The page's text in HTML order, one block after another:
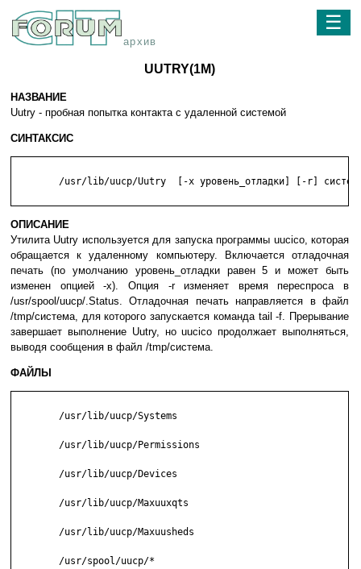
архив
☰
UUTRY(1M)
НАЗВАНИЕ
Uutry - пробная попытка контакта с удаленной системой
СИНТАКСИС
ОПИСАНИЕ
Утилита Uutry используется для запуска программы uucico, которая
обращается к удаленному компьютеру. Включается отладочная
печать (по умолчанию уровень_отладки равен 5 и может быть
изменен опцией -x). Опция -r изменяет время переспроса в
/usr/spool/uucp/.Status. Отладочная печать направляется в файл
/tmp/система, для которого запускается команда tail -f. Прерывание
завершает выполнение Uutry, но uucico продолжает выполняться,
выводя сообщения в файл /tmp/система.
ФАЙЛЫ